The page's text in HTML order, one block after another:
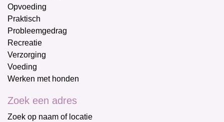
Opvoeding
Praktisch
Probleemgedrag
Recreatie
Verzorging
Voeding
Werken met honden
Zoek een adres
Zoek op naam of locatie